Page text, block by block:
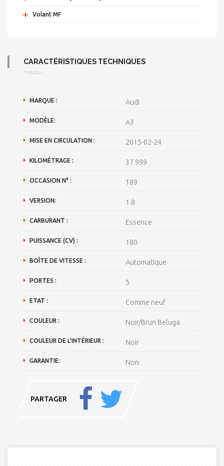
+ Volant MF
CARACTÉRISTIQUES TECHNIQUES
MARQUE : Audi
MODÈLE: A3
MISE EN CIRCULATION : 2015-02-24
KILOMÉTRAGE : 37.999
OCCASION N° : 189
VERSION: 1.8
CARBURANT : Essence
PUISSANCE (CV) : 180
BOÎTE DE VITESSE : Automatique
PORTES : 5
ETAT : Comme neuf
COULEUR : Noir/Brun Beluga
COULEUR DE L'INTÉRIEUR : Noir
GARANTIE: Non
PARTAGER